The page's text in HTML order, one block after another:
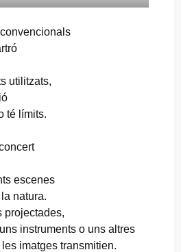
utilitzats,
té límits.
escenes
natura.
projectades,
instruments o uns altres
imatges transmitien.